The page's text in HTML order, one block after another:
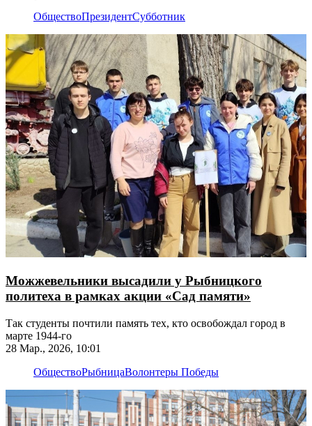
ОбществоПрезидентСубботник
Можжевельники высадили у Рыбницкого
политеха в рамках акции «Сад памяти»
Так студенты почтили память тех, кто освобождал город в
марте 1944-го
28 Мар., 2026, 10:01
ОбществоРыбницаВолонтеры Победы